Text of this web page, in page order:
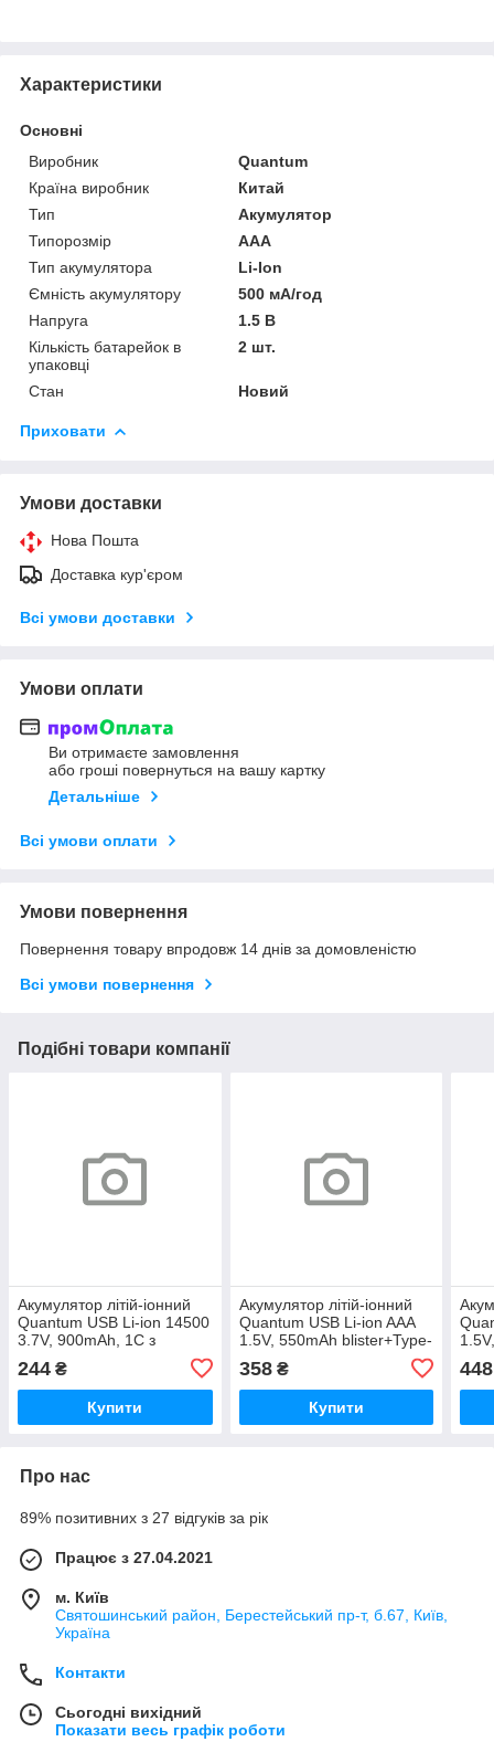
Характеристики
Основні
Виробник
Quantum
Країна виробник
Китай
Тип
Акумулятор
Типорозмір
AAA
Тип акумулятора
Li-Ion
Ємність акумулятору
500 мА/год
Напруга
1.5 В
Кількість батарейок в
упаковці
2 шт.
Стан Новий
Приховати
Умови доставки
Нова Пошта
Доставка кур'єром
Всі умови доставки
Умови оплати
Ви отримаєте замовлення
або гроші повернуться на вашу картку
Детальніше
Всі умови оплати
Умови повернення
Повернення товару впродовж 14 днів за домовленістю
Всі умови повернення
Подібні товари компанії
Акумулятор літій-іонний
Quantum USB Li-ion 14500
3.7V, 900mAh, 1С з
blister+Type-
244 ₴
Купити
Акумулятор літій-іонний
Quantum USB Li-ion AAA
1.5V, 550mAh blister+Type-
358₴
Купити
448
Про нас
89% позитивних з 27 відгуків за рік
Працює з 27.04.2021
м. Київ
Святошинський район, Берестейський пр-т, б.67, Київ,
Україна
Контакти
Сьогодні вихідний
Показати весь графік роботи